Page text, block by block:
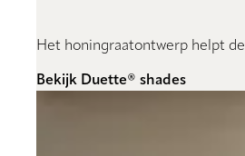
Het honingraatontwerp helpt
Bekijk Duette® shades